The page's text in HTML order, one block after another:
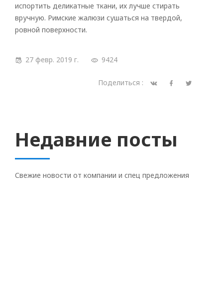
испортить деликатные ткани, их лучше стирать
вручную. Римские жалюзи сушаться на твердой,
ровной поверхности.
27 февр. 2019 г. 9424
Поделиться :
Недавние посты
Свежие новости от компании и спец предложения